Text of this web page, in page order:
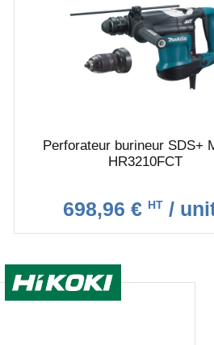
Perforateur burineur SDS+
HR3210FCT
698,96 € HT /